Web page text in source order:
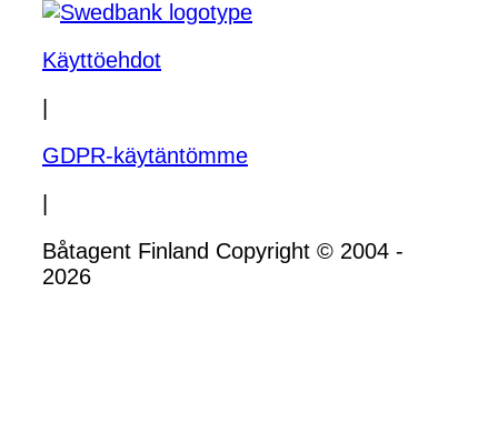
Käyttöehdot
GDPR-käytäntömme
Båtagent Finland Copyright © 2004 -
2026